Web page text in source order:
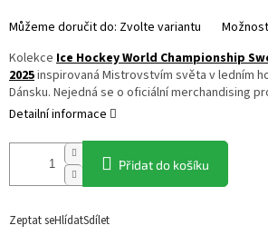
Můžeme doručit do: Zvolte variantu
Přidat do košíku
Kolekce Ice Hockey World Championship
2025inspirovaná Mistrovstvím světa v ledním
Dánsku. Nejedná se o oficiální merchandising
Detailní informace
Zeptat seHlídatSdílet